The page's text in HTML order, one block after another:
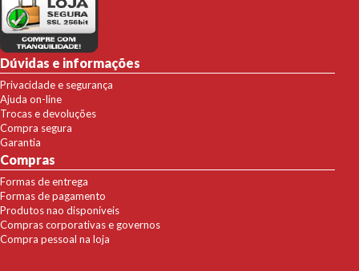
Dúvidas e informações
Privacidade e segurança
Ajuda on-line
Trocas e devoluções
Compra segura
Garantia
Compras
Formas de entrega
Formas de pagamento
Produtos nao disponíveis
Compras corporativas e governos
Compra pessoal na loja